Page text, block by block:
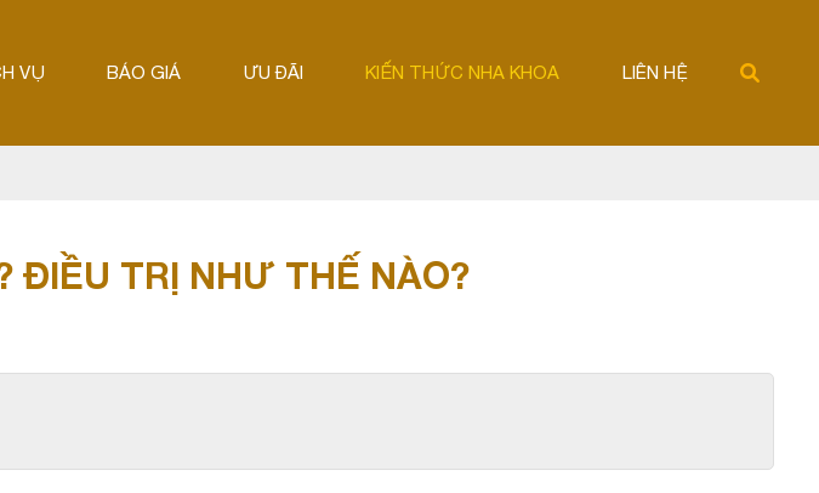
VỤ BÁO GIÁ ƯU ĐÃI KIẾN THỨC NHA KHOA LIÊN HỆ
ĐIỀU TRỊ NHƯ THẾ NÀO?